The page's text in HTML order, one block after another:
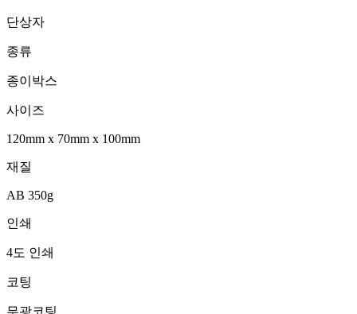
단상자
종류
종이박스
사이즈
120mm x 70mm x 100mm
재질
AB 350g
인쇄
4도 인쇄
코팅